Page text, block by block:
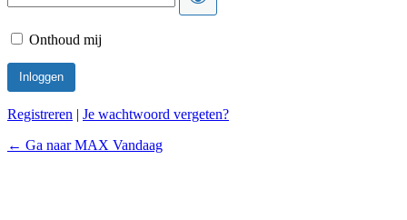
Onthoud mij
Registreren | Je wachtwoord vergeten?
← Ga naar MAX Vandaag